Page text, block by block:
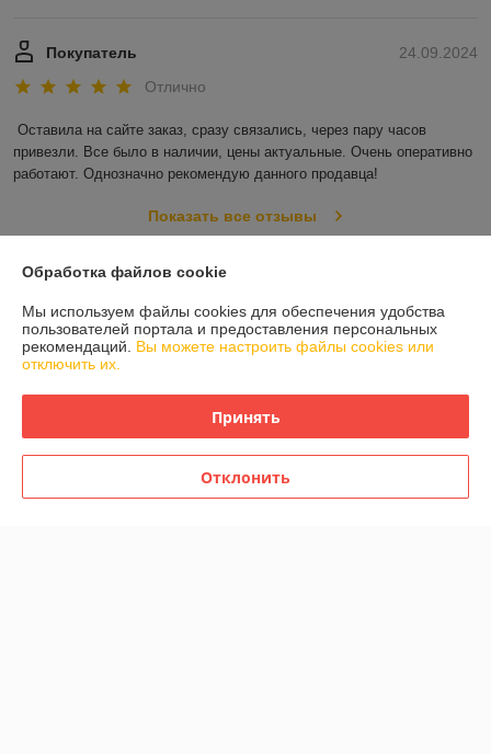
24.09.2024
Покупатель
Отлично
Оставила на сайте заказ, сразу связались, через пару часов
привезли. Все было в наличии, цены актуальные. Очень оперативно
работают. Однозначно рекомендую данного продавца!
Показать все отзывы
Контакты
Доставка и оплата
Полная версия сайта
Обработка файлов cookie
Мы используем файлы cookies для обеспечения удобства
пользователей портала и предоставления персональных
рекомендаций. Вы можете настроить файлы cookies или
отключить их.
Принять
Отклонить